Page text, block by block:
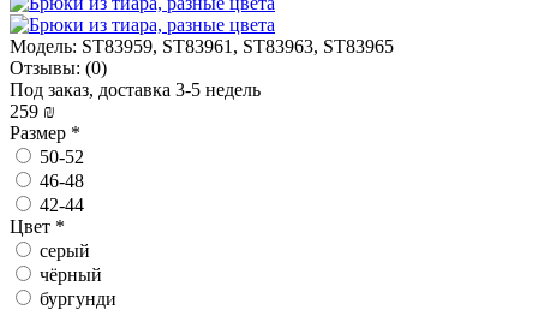
Модель: ST83959, ST83961, ST83963, ST83965
Отзывы: (0)
Под заказ, доставка 3-5 недель
259 ₪
Размер *
50-52
46-48
42-44
Цвет *
серый
чёрный
бургунди